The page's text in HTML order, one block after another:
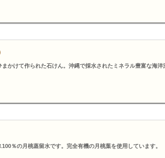
かけて作られた石けん。沖縄で採水されたミネラル豊富な海
％の月桃蒸留水です。完全有機の月桃葉を使用しています。